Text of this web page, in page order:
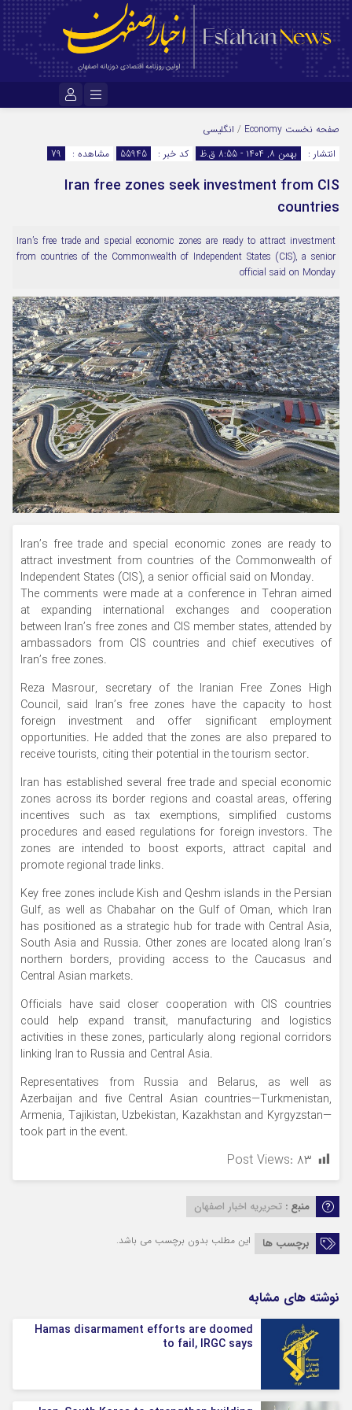
رمز عبور
مرا به خاطر بسپار
صفحه نخست Economy
/ انگلیسی
انتشار :
بهمن ۸, ۱۴۰۴ - 8:55 ق.ظ کد خبر : 55945 مشاهده : 79
Iran free zones seek investment from CIS
countries
Iran’s free trade and special economic zones are ready to attract investment
from countries of the Commonwealth of Independent States (CIS), a senior
official said on Monday
Iran’s free trade and special economic zones are ready to
attract investment from countries of the Commonwealth of
Independent States (CIS), a senior official said on Monday.
The comments were made at a conference in Tehran aimed
at expanding international exchanges and cooperation
between Iran’s free zones and CIS member states, attended by
ambassadors from CIS countries and chief executives of
Iran’s free zones.
Reza Masrour, secretary of the Iranian Free Zones High
Council, said Iran’s free zones have the capacity to host
foreign investment and offer significant employment
opportunities. He added that the zones are also prepared to
receive tourists, citing their potential in the tourism sector.
Iran has established several free trade and special economic
zones across its border regions and coastal areas, offering
incentives such as tax exemptions, simplified customs
procedures and eased regulations for foreign investors. The
zones are intended to boost exports, attract capital and
promote regional trade links.
Key free zones include Kish and Qeshm islands in the Persian
Gulf, as well as Chabahar on the Gulf of Oman, which Iran
has positioned as a strategic hub for trade with Central Asia,
South Asia and Russia. Other zones are located along Iran’s
northern borders, providing access to the Caucasus and
Central Asian markets.
Officials have said closer cooperation with CIS countries
could help expand transit, manufacturing and logistics
activities in these zones, particularly along regional corridors
linking Iran to Russia and Central Asia.
Representatives from Russia and Belarus, as well as
Azerbaijan and five Central Asian countries—Turkmenistan,
Armenia, Tajikistan, Uzbekistan, Kazakhstan and Kyrgyzstan—
took part in the event.
Post Views: ۸۳
منبع : تحریریه اخبار اصفهان
برچسب ها این مطلب بدون برچسب می باشد.
نوشته های مشابه
Hamas disarmament efforts are doomed
to fail, IRGC says